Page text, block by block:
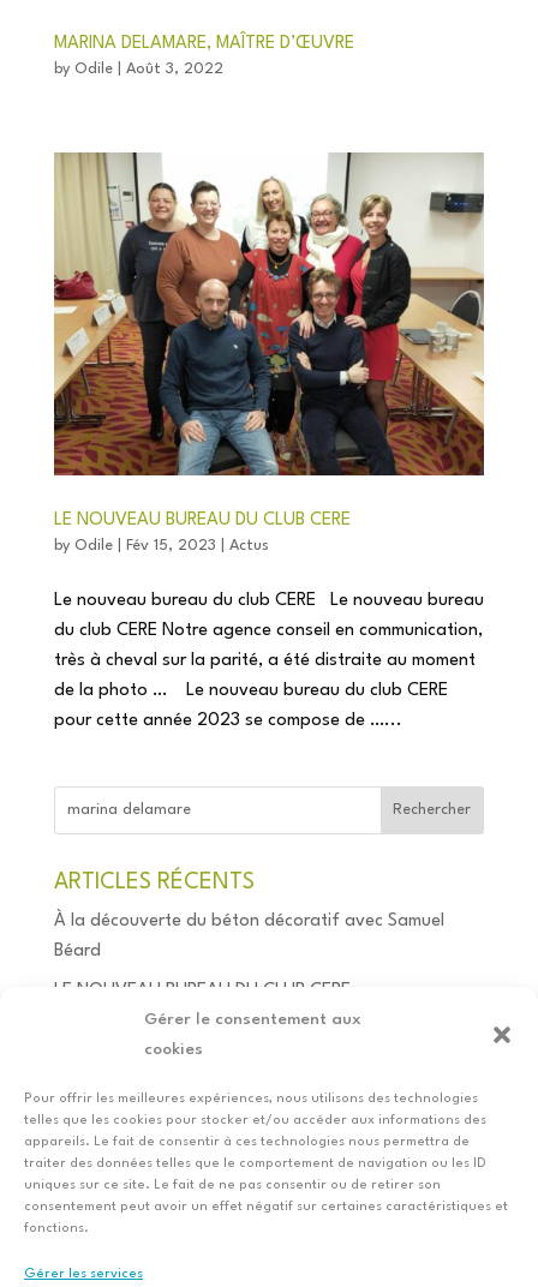
Gérer le consentement aux
cookies
Pour offrir les meilleures expériences, nous utilisons des technologies
telles que les cookies pour stocker et/ou accéder aux informations des
appareils. Le fait de consentir à ces technologies nous permettra de
traiter des données telles que le comportement de navigation ou les ID
uniques sur ce site. Le fait de ne pas consentir ou de retirer son
consentement peut avoir un effet négatif sur certaines caractéristiques et
fonctions.
Gérer les services
MARINA DELAMARE, MAÎTRE D’ŒUVRE
by Odile| Août 3, 2022
LE NOUVEAU BUREAU DU CLUB CERE
by Odile| Fév 15, 2023 Actus
Le nouveau bureau du club CERE Le nouveau bureau
du club CERE Notre agence conseil en communication,
très à cheval sur la parité, a été distraite au moment
de la photo … Le nouveau bureau du club CERE
pour cette année 2023 se compose de …...
Rechercher
ARTICLES RÉCENTS
À la découverte du béton décoratif avec Samuel
Béard
LE NOUVEAU BUREAU DU CLUB CERE
LE QUIZZ DU PULL MOCHE
PETIT DÉJEUNER HORS LES MURS
COMMENTAIRES RÉCENTS
Aucun commentaire à afficher.